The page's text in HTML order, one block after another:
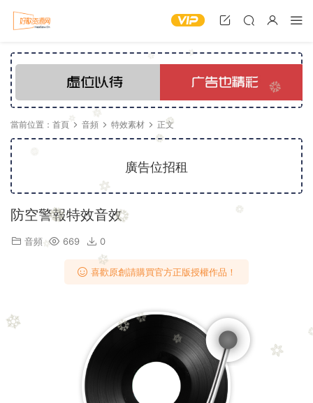
當前位置： 首頁 音頻 特效素材 正文
廣告位招租
防空警報特效音效
音頻 669 0
喜歡原創請購買官方正版授權作品！